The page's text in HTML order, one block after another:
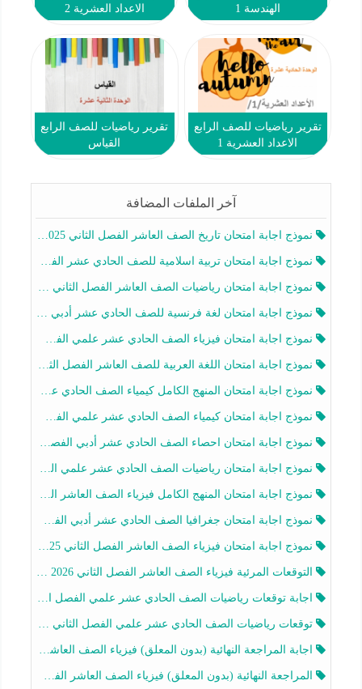
الهندسة 1
الاعداد العشرية 2
تقرير رياضيات للصف الرابع
الاعداد العشرية 1
تقرير رياضيات للصف الرابع
القياس
آخر الملفات المضافة
نموذج اجابة امتحان تاريخ الصف العاشر الفصل الثاني 2025-2026
نموذج اجابة امتحان تربية اسلامية للصف الحادي عشر الفصل الثاني 2025-2026
نموذج اجابة امتحان رياضيات الصف العاشر الفصل الثاني 2025-2026
نموذج اجابة امتحان لغة فرنسية للصف الحادي عشر أدبي الفصل الثاني 2025-2026
نموذج اجابة امتحان فيزياء الصف الحادي عشر علمي الفصل الثاني 2025-2026
نموذج اجابة امتحان اللغة العربية للصف العاشر الفصل الثاني 2025-2026
نموذج اجابة امتحان المنهج الكامل كيمياء الصف الحادي عشر علمي الفصل الثاني 2025-2026
نموذج اجابة امتحان كيمياء الصف الحادي عشر علمي الفصل الثاني 2025-2026
نموذج اجابة امتحان احصاء الصف الحادي عشر أدبي الفصل الثاني 2025-2026
نموذج اجابة امتحان رياضيات الصف الحادي عشر علمي الفصل الثاني 2025-2026
نموذج اجابة امتحان المنهج الكامل فيزياء الصف العاشر الفصل الثاني 2025-2026
نموذج اجابة امتحان جغرافيا الصف الحادي عشر أدبي الفصل الثاني 2025-2026
نموذج اجابة امتحان فيزياء الصف العاشر الفصل الثاني 2025-2026
التوقعات المرئية فيزياء الصف العاشر الفصل الثاني 2026 أ هيثم الليثي
اجابة توقعات رياضيات الصف الحادي عشر علمي الفصل الثاني 2025-2026 أ عمرو فايز
توقعات رياضيات الصف الحادي عشر علمي الفصل الثاني 2025-2026 أ عمرو فايز
اجابة المراجعة النهائية (بدون المعلق) فيزياء الصف العاشر الفصل الثاني أ أحمد نبيه
المراجعة النهائية (بدون المعلق) فيزياء الصف العاشر الفصل الثاني أ أحمد نبيه